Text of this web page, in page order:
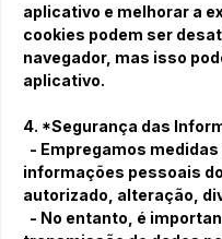
aplicativo e melhorar a
cookies podem ser
navegador, mas isso
aplicativo.
4. *Segurança das
- Empregamos
informações pessoais
autorizado, alteração,
- No entanto, é